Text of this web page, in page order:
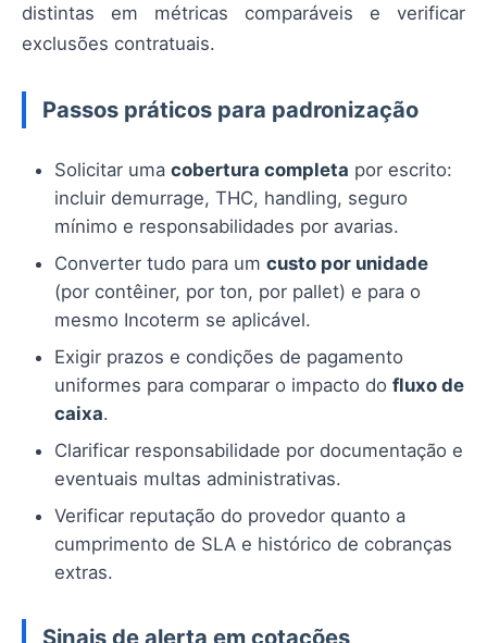
distintas em métricas comparáveis e verificar
exclusões contratuais.
Passos práticos para padronização
Solicitar uma cobertura completa por escrito:
incluir demurrage, THC, handling, seguro
mínimo e responsabilidades por avarias.
Converter tudo para um custo por unidade
(por contêiner, por ton, por pallet) e para o
mesmo Incoterm se aplicável.
Exigir prazos e condições de pagamento
uniformes para comparar o impacto do fluxo de
caixa.
Clarificar responsabilidade por documentação e
eventuais multas administrativas.
Verificar reputação do provedor quanto a
cumprimento de SLA e histórico de cobranças
extras.
Sinais de alerta em cotações